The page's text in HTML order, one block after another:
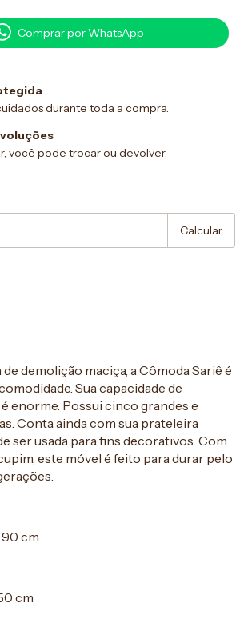
Comprar por WhatsApp
durante toda a compra.
você pode trocar ou devolver.
Calcular
demolição maciça, a Cômoda Sariê é
Sua capacidade de
enorme. Possui cinco grandes e
Conta ainda com sua prateleira
ser usada para fins decorativos. Com
este móvel é feito para durar pelo
cm
cm